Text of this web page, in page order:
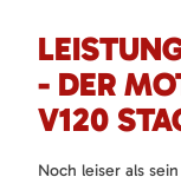
- DER
V120
Noch leiser als